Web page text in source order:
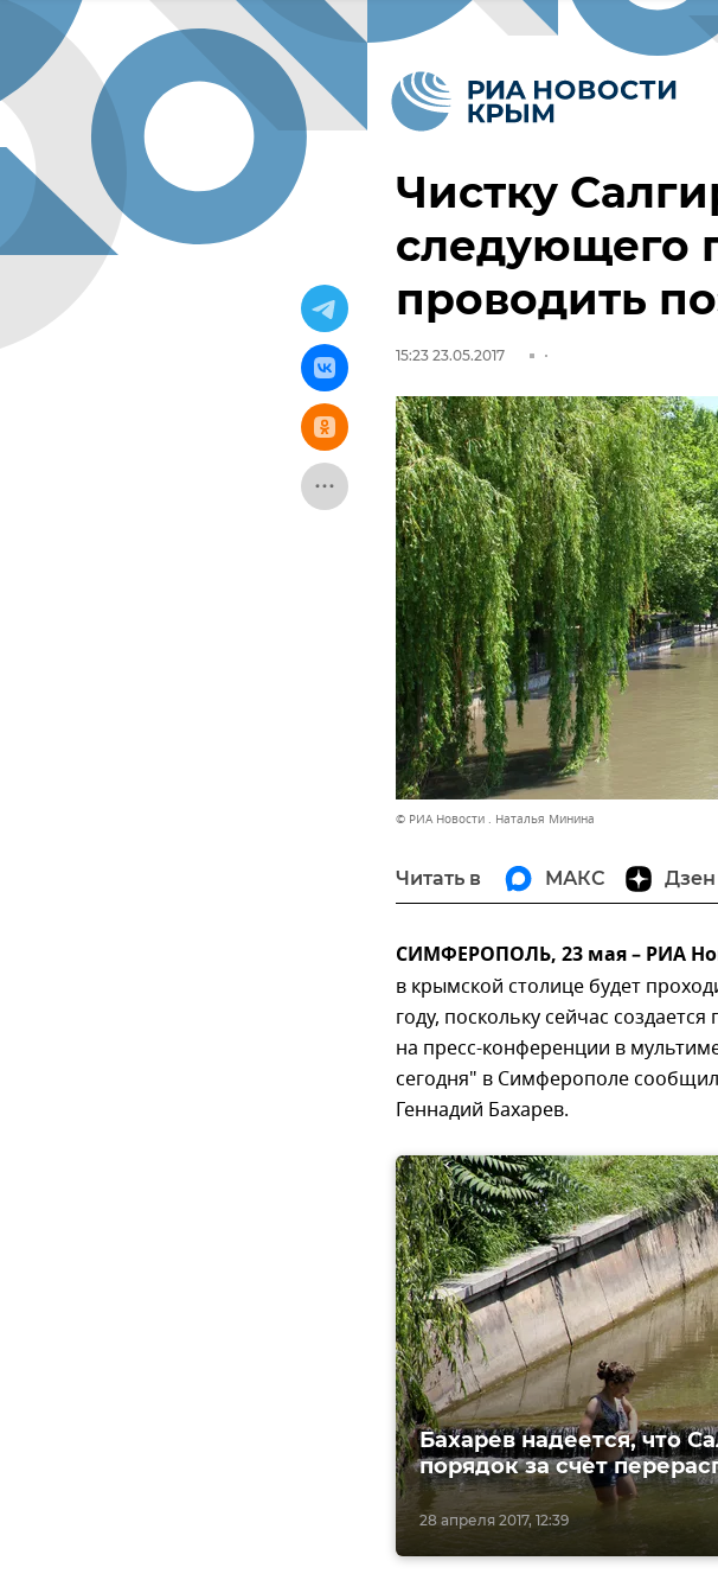
Чистку
следующего
проводить
15:23 23.05.2017
© РИА Новости . Наталья Минина
Читать в МАКС Дзен
СИМФЕРОПОЛЬ, 23 мая – РИА
в крымской столице будет
году, поскольку сейчас
на пресс-конференции в
сегодня" в Симферополе
Геннадий Бахарев.
28 апреля 2017, 12:39
Бахарев надеется, что
порядок за счет